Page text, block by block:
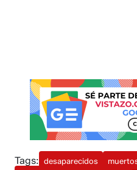
Tags: desaparecidos